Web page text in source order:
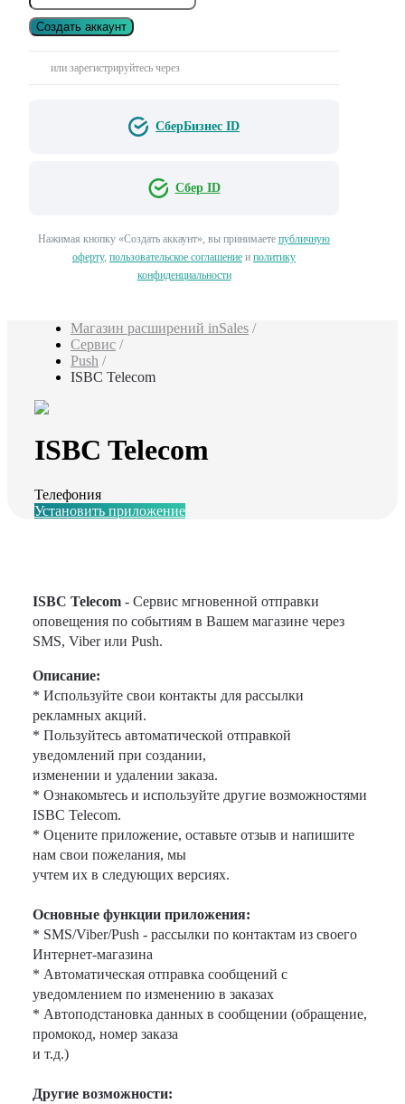
Создать аккаунт
или зарегистрируйтесь через
СберБизнес ID
Сбер ID
Нажимая кнопку «Создать аккаунт», вы принимаете публичную
оферту, пользовательское соглашение и политику
конфиденциальности
Магазин расширений inSales /
Сервис /
Push /
ISBC Telecom
ISBC Telecom
Телефония
Установить приложение
ISBC Telecom - Сервис мгновенной отправки
оповещения по событиям в Вашем магазине через
SMS, Viber или Push.
Описание:
* Используйте свои контакты для рассылки
рекламных акций.
* Пользуйтесь автоматической отправкой
уведомлений при создании,
изменении и удалении заказа.
* Ознакомьтесь и используйте другие возможностями
ISBC Telecom.
* Оцените приложение, оставьте отзыв и напишите
нам свои пожелания, мы
учтем их в следующих версиях.
Основные функции приложения:
* SMS/Viber/Push - рассылки по контактам из своего
Интернет-магазина
* Автоматическая отправка сообщений с
уведомлением по изменению в заказах
* Автоподстановка данных в сообщении (обращение,
промокод, номер заказа
и т.д.)
Другие возможности: